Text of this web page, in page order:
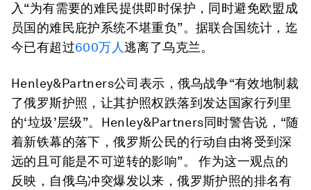
入“为有需要的难民提供即时保护，同时避免欧盟成
员国的难民庇护系统不堪重负”。据联合国统计，迄
今已有超过600万人逃离了乌克兰。
Henley&Partners公司表示，俄乌战争“有效地制裁
了俄罗斯护照，让其护照权跌落到发达国家行列里
的‘垃圾’层级”。Henley&Partners同时警告说，“随
着新铁幕的落下，俄罗斯公民的行动自由将受到深
远的且可能是不可逆转的影响”。 作为这一观点的
反映，自俄乌冲突爆发以来，俄罗斯护照的排名有